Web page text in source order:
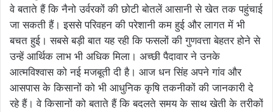
वे बताते हैं कि नैनो उर्वरकों की छोटी बोतलें आसानी से खेत तक पहुंचाई
जा सकती हैं। इससे परिवहन की परेशानी कम हुई और लागत में भी
बचत हुई। सबसे बड़ी बात यह रही कि फसलों की गुणवत्ता बेहतर होने से
उन्हें आर्थिक लाभ भी अधिक मिला। अच्छी पैदावार ने उनके
आत्मविश्वास को नई मजबूती दी है। आज धन सिंह अपने गांव और
आसपास के किसानों को भी आधुनिक कृषि तकनीकों की जानकारी दे
रहे हैं। वे किसानों को बताते हैं कि बदलते समय के साथ खेती के तरीकों